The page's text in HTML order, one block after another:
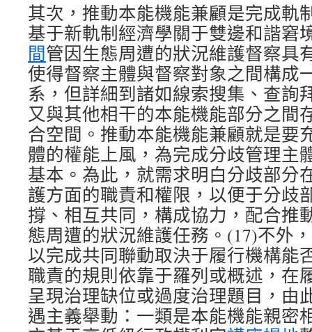
其次，推動本能機能兼顧是完成軌
基于新軌制經濟學關于雙邊和諧窘
間管因生態周遭的狀況維護督察具
使得督察主體與督察對象之間構成
系，但詳細到諸如線索搜集、查詢
又與其他相干的本能機能部分之間
合空間。推動本能機能兼顧就是要
體的權能上風，為完成分歧管理主
基本。為此，就需求明白分歧部分
護方面的職責和權限，以便于分歧
撐、相互共同，構成協力，配合推
態周遭的狀況維護任務。(17)不外
以完成共同聯動取決于履行機構能
職責的規則依靠于羅列或概述，在
呈現治理缺位或過度治理題目，由
遇主義舉動：一類是本能機能親密